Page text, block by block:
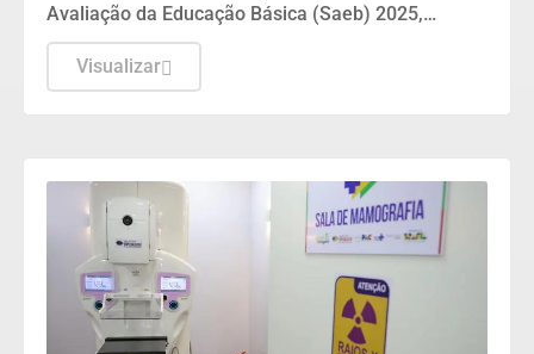
Avaliação da Educação Básica (Saeb) 2025,
divulgados nesta quarta-feira (5) pelo Ministério da
Educação (MEC), em Brasília, mostram que, apesar
da consistente melhora dos indicadores de
Visualizar